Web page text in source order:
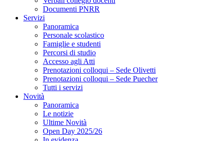
Documenti PNRR
Servizi
Panoramica
Personale scolastico
Famiglie e studenti
Percorsi di studio
Accesso agli Atti
Prenotazioni colloqui – Sede Olivetti
Prenotazioni colloqui – Sede Puecher
Tutti i servizi
Novità
Panoramica
Le notizie
Ultime Novità
Open Day 2025/26